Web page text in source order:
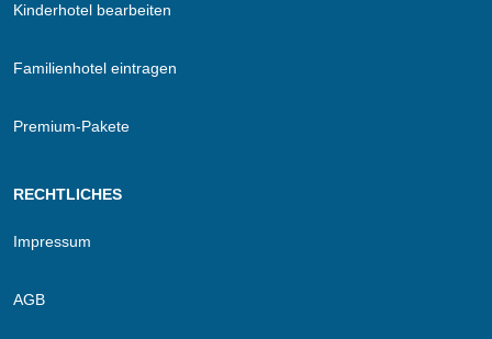
Kinderhotel bearbeiten
Familienhotel eintragen
Premium-Pakete
RECHTLICHES
Impressum
AGB